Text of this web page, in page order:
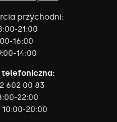
przychodni:
21:00
16:00
14:00
telefoniczna:
602 00 83
22:00
10:00-20:00